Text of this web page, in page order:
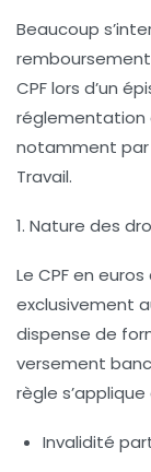
Beaucoup
CPF lors d’un
réglementation
notamment par
Travail.
1. Nature des
Le CPF en
exclusivement
dispense de
versement
règle
Invalidité